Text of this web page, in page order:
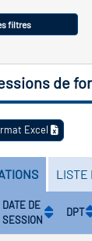
filtres
de
Excel
LISTE
DATE DE
SESSION
DPT